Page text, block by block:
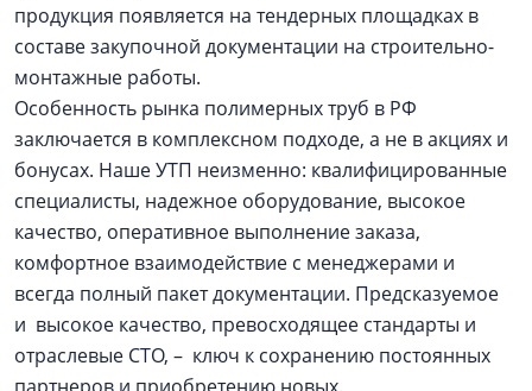
продукция появляется на тендерных площадках в
составе закупочной документации на строительно-
монтажные работы.
Особенность рынка полимерных труб в РФ
заключается в комплексном подходе, а не в акциях и
бонусах. Наше УТП неизменно: квалифицированные
специалисты, надежное оборудование, высокое
качество, оперативное выполнение заказа,
комфортное взаимодействие с менеджерами и
всегда полный пакет документации. Предсказуемое
и высокое качество, превосходящее стандарты и
отраслевые СТО, – ключ к сохранению постоянных
партнеров и приобретению новых.